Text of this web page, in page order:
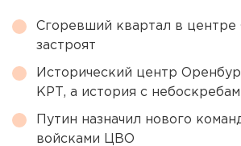
Сгоревший квартал в центре
застроят
Исторический центр
КРТ, а история с
Путин назначил нового
войсками ЦВО